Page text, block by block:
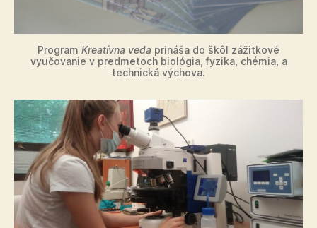
Program Kreatívna veda prináša do škôl zážitkové
vyučovanie v predmetoch biológia, fyzika, chémia, a
technická výchova.